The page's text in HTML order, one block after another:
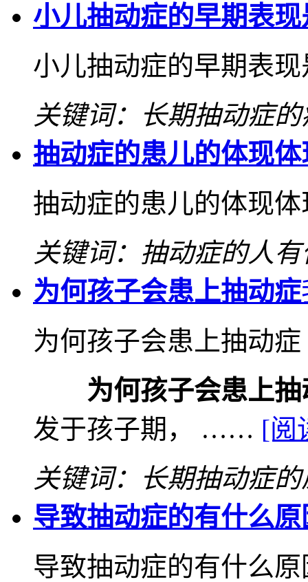
小儿抽动症的早期表
小儿抽动症的早期表
关键词：长期抽动症
抽动症的患儿的体现
抽动症的患儿的体现
关键词：抽动症的人
为何孩子会患上抽动症
为何孩子会患上抽动症
为何孩子会患上抽
发于孩子期， …… [阅
关键词：长期抽动症
导致抽动症的有什么原
导致抽动症的有什么原